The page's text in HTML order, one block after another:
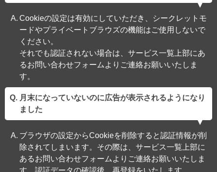
Cookieの設定は有効にしていただき、シークレットモ
ードやプライベートブラウズの機能はご使用しないで
ください。
それでも認証されない場合は、サービス一覧上部にあ
るお問い合わせフォームよりご連絡お願いいたしま
す。
月末になっていないのに広告が表示されるようになり
ました
ブラウザの設定からCookieを削除すると認証情報が削
除されてしまいます。その際は、サービス一覧上部に
あるお問い合わせフォームよりご連絡お願いいたしま